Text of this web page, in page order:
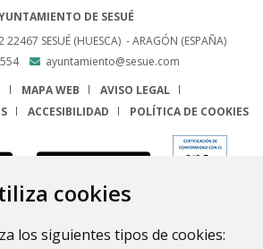
cookies
los siguientes tipos de cookies:
DE SESUÉ
22467 SESUÉ (HUESCA) - ARAGÓN (ESPAÑA)
ayuntamiento@sesue.com
MAPA WEB
AVISO LEGAL
ACCESIBILIDAD POLÍTICA DE COOKIES